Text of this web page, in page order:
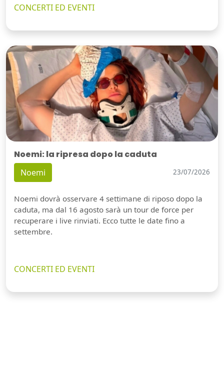
CONCERTI ED EVENTI
Noemi: la ripresa dopo la caduta
Noemi 23/07/2026
Noemi dovrà osservare 4 settimane di riposo dopo la
caduta, ma dal 16 agosto sarà un tour de force per
recuperare i live rinviati. Ecco tutte le date fino a
settembre.
CONCERTI ED EVENTI